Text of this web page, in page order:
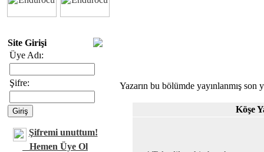
Site Girişi
Üye Adı:
Şifre:
Şifremi unuttum!
Hemen Üye Ol
Yazarın bu bölümde yayınlanmış son
Köşe